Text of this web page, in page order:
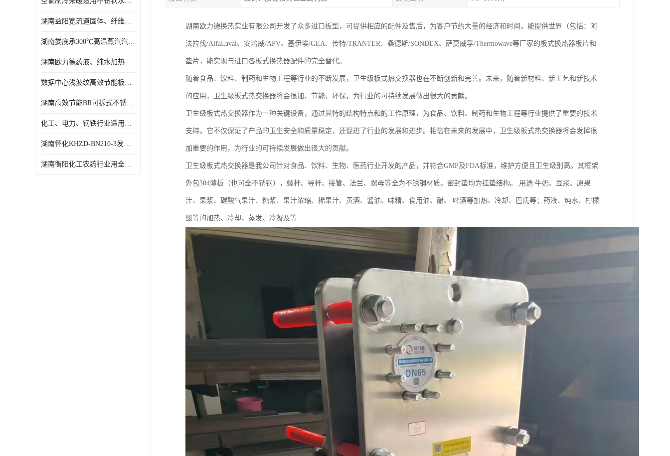
汽水混合加热器
水处理设备
湖南益阳宽流道固体、纤维、浆状物质加热冷却冷凝蒸发板式换热器
湖南娄底承300℃高温蒸汽汽水二级换热器
湖南欧力德药液、纯水加热、冷却、蒸发及杀菌用卫生级板式换热器
数据中心浅波纹高效节能板式换热器
湖南高效节能BR可拆式不锈钢板式换热器厂家定制
化工、电力、钢铁行业适用冷却冷凝蒸发加热不锈钢可拆式板式换热器
湖南怀化KHZD-BN210-3发动机柴油冷却钎焊机板式热交换器
湖南衡阳化工农药行业用全焊接板式冷凝器专业定制
湖南欧力德换热实业有限公司开发了众多进口板型，可提供相应的配件及售后，为客户节约大量的经济和时间。能提供世界（包括：阿
法拉伐/AlfaLaval、安培威/APV、基伊埃/GEA、传特/TRANTER、桑德斯/SONDEX、萨莫威孚/Thermowave等厂家的板式换热器板片和
垫片，能实现与进口各板式换热器配件的完全替代。
随着食品、饮料、制药和生物工程等行业的不断发展，卫生级板式热交换器也在不断创新和完善。未来，随着新材料、新工艺和新技术
的应用，卫生级板式热交换器将会很加、节能、环保，为行业的可持续发展做出很大的贡献。
卫生级板式热交换器作为一种关键设备，通过其特的结构特点和的工作原理，为食品、饮料、制药和生物工程等行业提供了重要的技术
支持。它不仅保证了产品的卫生安全和质量稳定，还促进了行业的发展和进步。相信在未来的发展中，卫生级板式热交换器将会发挥很
加重要的作用，为行业的可持续发展做出很大的贡献。
卫生级板式热交换器是我公司针对食品、饮料、生物、医药行业开发的产品，并符合GMP及FDA标准，维护方便且卫生级别高。其框架
外包304薄板（也可全不锈钢），螺杆、导杆、接管、法兰、螺母等全为不锈钢材质。密封垫均为挂垫结构。 用途:牛奶、豆浆、原果
汁、果浆、碳酸气果汁、糖浆、果汁浓缩、稀果汁、黄酒、酱油、味精、食用油、醋、 啤酒等加热、冷却、巴氏等；药液、纯水、柠檬
酸等的加热、冷却、蒸发、冷凝及等